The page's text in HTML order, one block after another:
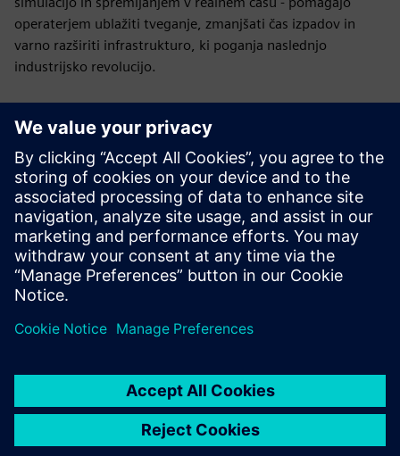
operaterjem ublažiti tveganje, zmanjšati čas izpadov in
varno razširiti infrastrukturo, ki poganja naslednjo
industrijsko revolucijo.
zemljišču, resničnim omejitvam in resničnim urnikom. Od
čipa... do stojala... do tovarne umetne inteligence... do
mreže... vsaka plast je pomembna. Siemens in NVIDIA
načrtujeta infrastrukturo za naslednjo generacijo tovarn
DSX AI.
Objavljeno: 16. marec 2026